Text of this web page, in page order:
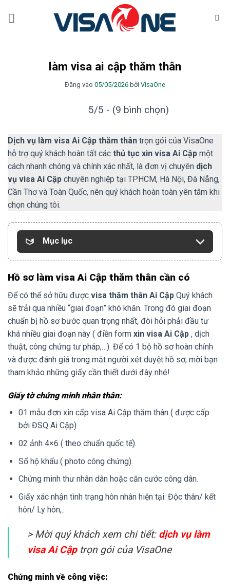
làm visa ai cập thăm thân
Đăng vào 05/05/2026 bởi VisaOne
5/5 - (9 bình chọn)
Dịch vụ làm visa Ai Cập thăm thân trọn gói của VisaOne
hỗ trợ quý khách hoàn tất các thủ tục xin visa Ai Cập một
cách nhanh chóng và chính xác nhất, là đơn vị chuyên dịch
vụ visa Ai Cập chuyên nghiệp tại TPHCM, Hà Nội, Đà Nẵng,
Cần Thơ và Toàn Quốc, nên quý khách hoàn toàn yên tâm khi
chọn chúng tôi.
Mục lục
Hồ sơ làm visa Ai Cập thăm thân cần có
Để có thể sở hữu được visa thăm thân Ai Cập Quý khách
sẽ trải qua nhiều “giai đoạn” khó khăn. Trong đó giai đoạn
chuẩn bị hồ sơ bước quan trọng nhất, đòi hỏi phải đầu tư
khá nhiều giai đoạn này ( điền form xin visa Ai Cập , dịch
thuật, công chứng tư pháp,…). Để có 1 bộ hồ sơ hoàn chỉnh
và được đánh giá trong mắt người xét duyệt hồ sơ, mời bạn
tham khảo những giấy cần thiết dưới đây nhé!
Giấy tờ chứng minh nhân thân:
01 mẫu đơn xin cấp visa Ai Cập thăm thân ( được cấp
bởi ĐSQ Ai Cập)
02 ảnh 4×6 ( theo chuẩn quốc tế).
Sổ hộ khẩu ( photo công chứng).
Chứng minh thư nhân dân hoặc căn cước công dân.
Giấy xác nhận tình trạng hôn nhân hiện tại: Độc thân/ kết
hôn/ Ly hôn,..
> Mời quý khách xem chi tiết: dịch vụ làm
visa Ai Cậptrọn gói của VisaOne
Chứng minh về công việc: